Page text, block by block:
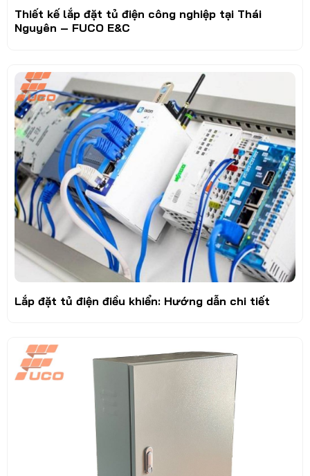
Thiết kế lắp đặt tủ điện công nghiệp tại Thái
Nguyên – FUCO E&C
Lắp đặt tủ điện điều khiển: Hướng dẫn chi tiết